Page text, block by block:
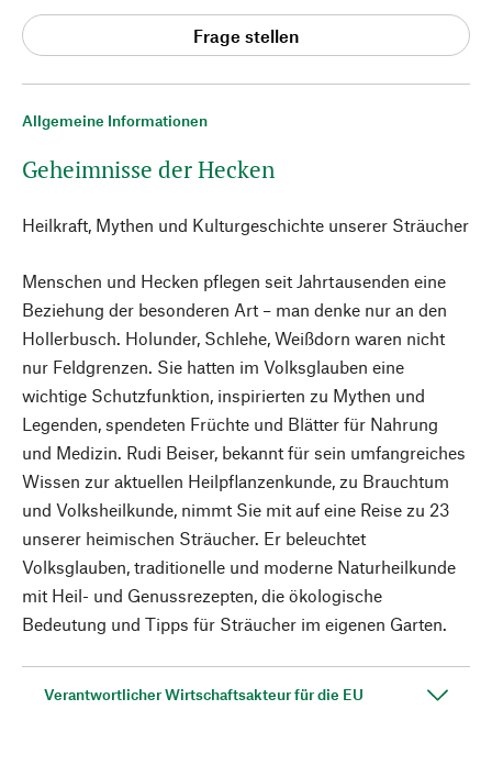
Allgemeine Informationen
Geheimnisse der Hecken
Heilkraft, Mythen und Kulturgeschichte unserer Sträucher
Menschen und Hecken pflegen seit Jahrtausenden eine
Beziehung der besonderen Art – man denke nur an den
Hollerbusch. Holunder, Schlehe, Weißdorn waren nicht
nur Feldgrenzen. Sie hatten im Volksglauben eine
wichtige Schutzfunktion, inspirierten zu Mythen und
Legenden, spendeten Früchte und Blätter für Nahrung
und Medizin. Rudi Beiser, bekannt für sein umfangreiches
Wissen zur aktuellen Heilpflanzenkunde, zu Brauchtum
und Volksheilkunde, nimmt Sie mit auf eine Reise zu 23
unserer heimischen Sträucher. Er beleuchtet
Volksglauben, traditionelle und moderne Naturheilkunde
mit Heil- und Genussrezepten, die ökologische
Bedeutung und Tipps für Sträucher im eigenen Garten.
Verantwortlicher Wirtschaftsakteur für die EU
Frage stellen